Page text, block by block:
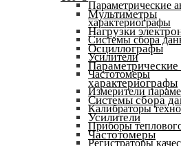
Параметрические
характериографы
Системы сбора
Усилители
Частотомеры
Измерители
Калибраторы
Приборы
Регистраторы
Мультиметры
Нагрузки
Осциллографы
Параметрические
характериографы
Системы сбора
Усилители
Частотомеры